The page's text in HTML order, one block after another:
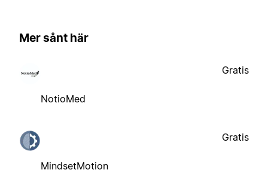
Mer sånt här
NotioMed
Gratis
MindsetMotion
Gratis